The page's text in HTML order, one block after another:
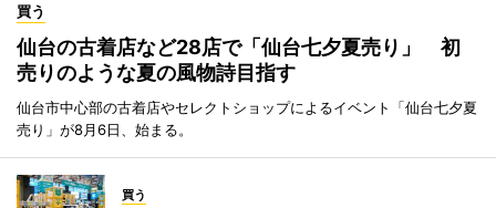
買う
仙台の古着店など28店で「仙台七夕夏売り」 初
売りのような夏の風物詩目指す
仙台市中心部の古着店やセレクトショップによるイベント「仙台七夕夏
売り」が8月6日、始まる。
買う